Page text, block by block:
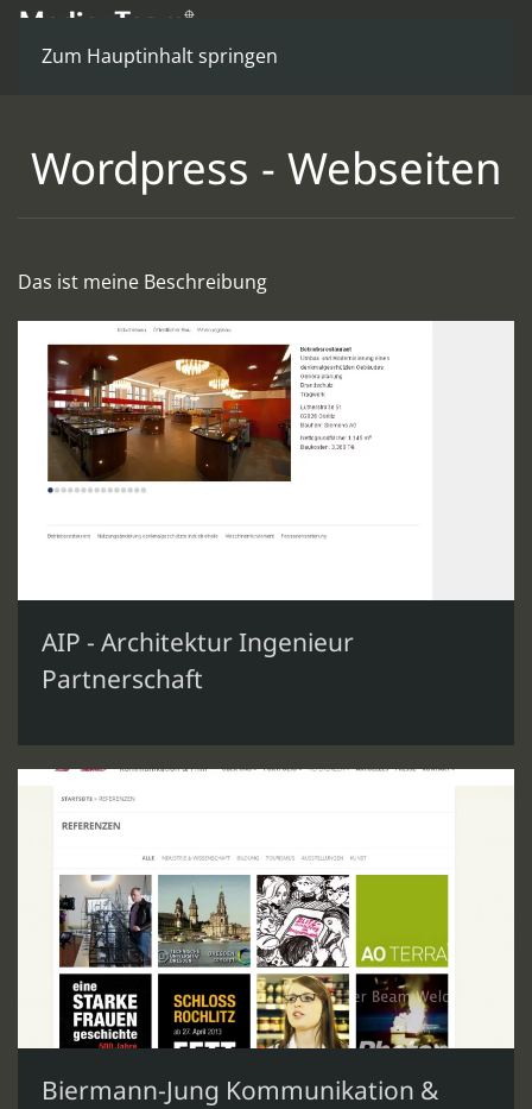
Zum Hauptinhalt springen
Wordpress - Webseiten
Das ist meine Beschreibung
AIP - Architektur Ingenieur
Partnerschaft
Biermann-Jung Kommunikation &